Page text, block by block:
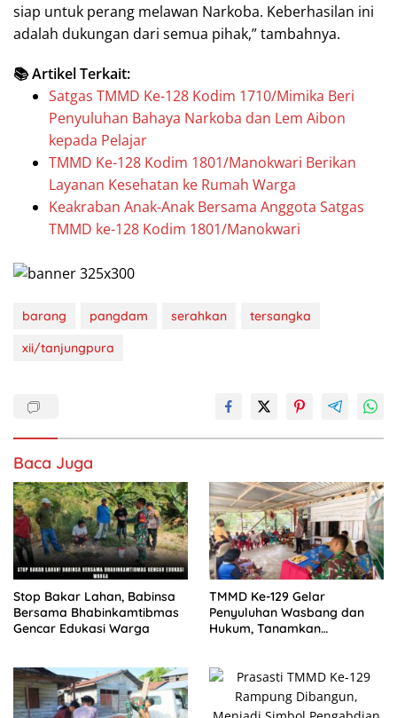
siap untuk perang melawan Narkoba. Keberhasilan ini
adalah dukungan dari semua pihak,” tambahnya.
📚 Artikel Terkait:
Satgas TMMD Ke-128 Kodim 1710/Mimika Beri
Penyuluhan Bahaya Narkoba dan Lem Aibon
kepada Pelajar
TMMD Ke-128 Kodim 1801/Manokwari Berikan
Layanan Kesehatan ke Rumah Warga
Keakraban Anak-Anak Bersama Anggota Satgas
TMMD ke-128 Kodim 1801/Manokwari
barang pangdam serahkan
tersangka
xii/tanjungpura
Baca Juga
Stop Bakar Lahan, Babinsa
Bersama Bhabinkamtibmas
Gencar Edukasi Warga
TMMD Ke-129 Gelar
Penyuluhan Wasbang dan
Hukum, Tanamkan
Sesor